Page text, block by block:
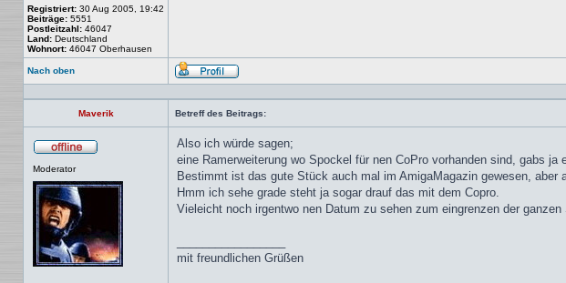
Registriert: 30 Aug 2005, 19:42
Beiträge: 5551
Postleitzahl: 46047
Land: Deutschland
Wohnort: 46047 Oberhausen
Nach oben
Profil
Maverik
Betreff des Beitrags:
Moderator
Also ich würde sagen;
eine Ramerweiterung wo Spockel für nen CoPro vorhanden sind, gabs ja
Bestimmt ist das gute Stück auch mal im AmigaMagazin gewesen, aber
Hmm ich sehe grade steht ja sogar drauf das mit dem Copro.
Vieleicht noch irgentwo nen Datum zu sehen zum eingrenzen der ganzen
mit freundlichen Grüßen